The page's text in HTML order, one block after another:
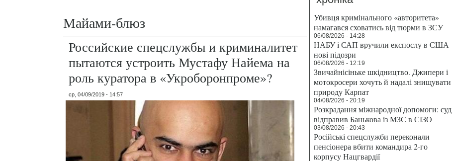
Вы здесь
Майами-блюз
Российские спецслужбы и криминалитет
пытаются устроить Мустафу Найема на
роль куратора в «Укроборонпроме»?
ср, 04/09/2019 - 14:57
Убивця кримінального «авторитета»
намагався сховатись від тюрми в ЗСУ
06/08/2026 - 14:28
НАБУ і САП вручили експослу в США
нові підозри
06/08/2026 - 12:19
Звичайнісіньке шкідництво. Джипери і
мотокросери хочуть й надалі знищувати
природу Карпат
04/08/2026 - 20:19
Розкрадання міжнародної допомоги: суд
відправив Банькова із МЗС в СІЗО
03/08/2026 - 20:43
Російські спецслужби переконали
пенсіонера вбити командира 2-го
корпусу Нацгвардії